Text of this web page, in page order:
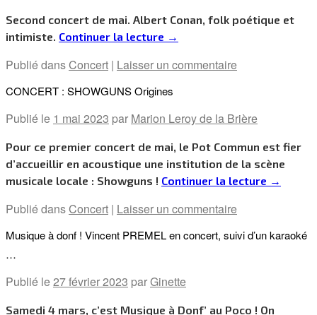
Second concert de mai. Albert Conan, folk poétique et
intimiste. Continuer la lecture →
Publié dansConcert | Laisser un commentaire
CONCERT : SHOWGUNS Origines
Publié le 1 mai 2023 par Marion Leroy de la Brière
Pour ce premier concert de mai, le Pot Commun est fier
d’accueillir en acoustique une institution de la scène
musicale locale : Showguns ! Continuer la lecture →
Publié dansConcert | Laisser un commentaire
Musique à donf ! Vincent PREMEL en concert, suivi d’un karaoké
…
Publié le27 février 2023 parGinette
Samedi 4 mars, c’est Musique à Donf’ au Poco ! On